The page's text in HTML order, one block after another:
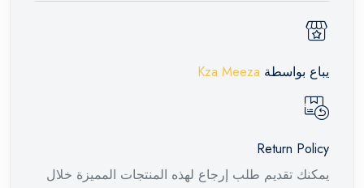
يباع بواسطة Kza Meeza
Return Policy
يمكنك تقديم طلب إرجاع لهذه المنتجات المميزة خلال